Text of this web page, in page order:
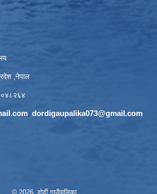
,नेपाल
, dordigaupalika073@gmail.com
© 2026 दोर्दी गाउँपालिका